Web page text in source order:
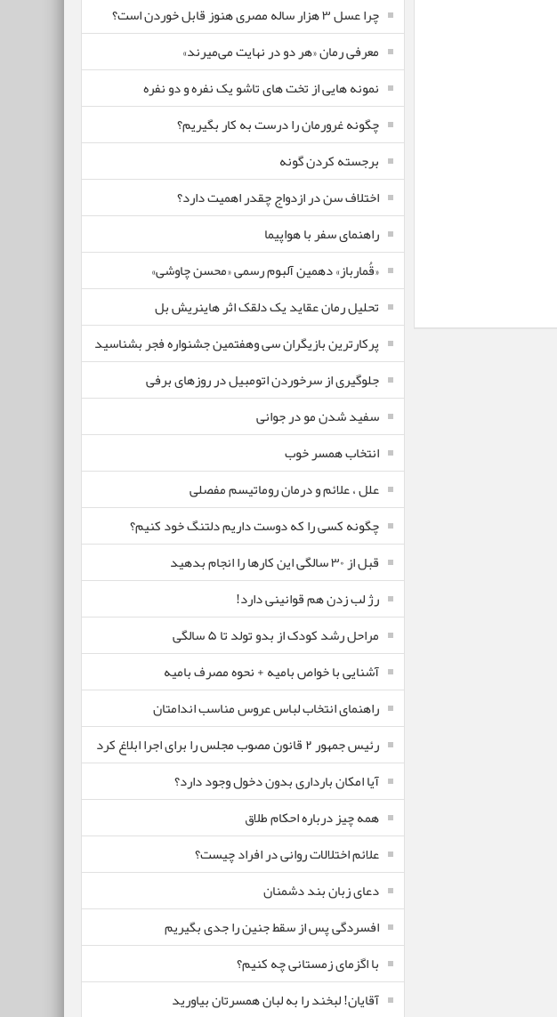
چرا عسل ۳ هزار ساله‌ مصری هنوز قابل خوردن است؟
معرفی رمان «هر دو در نهایت می‌میرند»
نمونه هایی از تخت های تاشو یک نفره و دو نفره
چگونه غرورمان را درست به کار بگیریم؟
برجسته کردن گونه
اختلاف سن در ازدواج چقدر اهمیت دارد؟
راهنمای سفر با هواپیما
«قُمارباز» دهمین آلبوم رسمی «محسن چاوشی»
تحلیل رمان عقاید یک دلقک اثر هاینریش بل
پرکارترین بازیگران سی وهفتمین جشنواره فجر بشناسید
جلوگیری از سرخوردن اتومبیل در روزهای برفی
سفید شدن مو در جوانی
انتخاب همسر خوب
علل ، علائم و درمان روماتیسم مفصلی
چگونه کسی را که دوست داریم دلتنگ خود کنیم؟
قبل از ۳۰ سالگی این کارها را انجام بدهید
رژ لب زدن هم قوانینی دارد!
مراحل رشد کودک از بدو تولد تا ۵ سالگی
آشنایی با خواص بامیه + نحوه مصرف بامیه
راهنمای انتخاب لباس عروس مناسب اندامتان
رئیس جمهور ۲ قانون مصوب مجلس را برای اجرا ابلاغ کرد
آیا امکان بارداری بدون دخول وجود دارد؟
همه چیز درباره احکام طلاق
علائم اختلالات روانی در افراد چیست؟
دعای زبان بند دشمنان
افسردگی پس از سقط جنین را جدی بگیریم
با اگزمای زمستانی چه کنیم؟
آقایان! لبخند را به لبان همسرتان بیاورید